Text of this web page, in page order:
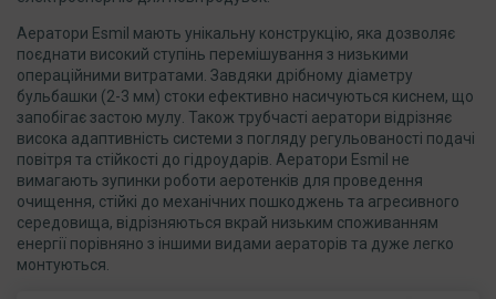
Аератори Esmil мають унікальну конструкцію, яка дозволяє
поєднати високий ступінь перемішування з низькими
операційними витратами. Завдяки дрібному діаметру
бульбашки (2-3 мм) стоки ефективно насичуються киснем, що
запобігає застою мулу. Також трубчасті аератори відрізняє
висока адаптивність системи з погляду регульованості подачі
повітря та стійкості до гідроударів. Аератори Esmil не
вимагають зупинки роботи аеротенків для проведення
очищення, стійкі до механічних пошкоджень та агресивного
середовища, відрізняються вкрай низьким споживанням
енергії порівняно з іншими видами аераторів та дуже легко
монтуються.